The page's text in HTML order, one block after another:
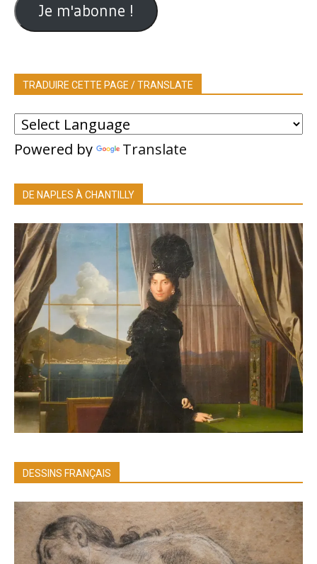
Je m'abonne !
TRADUIRE CETTE PAGE / TRANSLATE
Powered by Translate
DE NAPLES À CHANTILLY
DESSINS FRANÇAIS